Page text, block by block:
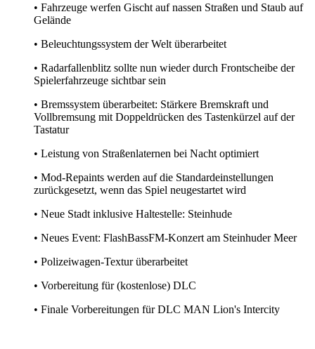
• Fahrzeuge werfen Gischt auf nassen Straßen und Staub auf
Gelände
• Beleuchtungssystem der Welt überarbeitet
• Radarfallenblitz sollte nun wieder durch Frontscheibe der
Spielerfahrzeuge sichtbar sein
• Bremssystem überarbeitet: Stärkere Bremskraft und
Vollbremsung mit Doppeldrücken des Tastenkürzel auf der
Tastatur
• Leistung von Straßenlaternen bei Nacht optimiert
• Mod-Repaints werden auf die Standardeinstellungen
zurückgesetzt, wenn das Spiel neugestartet wird
• Neue Stadt inklusive Haltestelle: Steinhude
• Neues Event: FlashBassFM-Konzert am Steinhuder Meer
• Polizeiwagen-Textur überarbeitet
• Vorbereitung für (kostenlose) DLC
• Finale Vorbereitungen für DLC MAN Lion's Intercity